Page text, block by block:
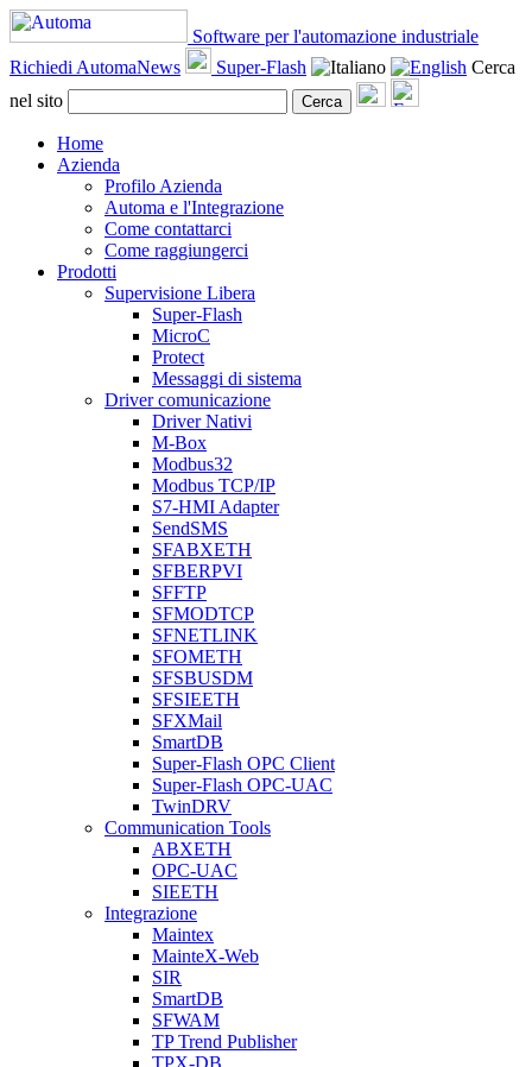
Software per l'automazione industriale
Richiedi AutomaNews
Super-Flash
Cerca
nel sito
Cerca
Home
Azienda
Profilo Azienda
Automa e l'Integrazione
Come contattarci
Come raggiungerci
Prodotti
Supervisione Libera
Super-Flash
MicroC
Protect
Messaggi di sistema
Driver comunicazione
Driver Nativi
M-Box
Modbus32
Modbus TCP/IP
S7-HMI Adapter
SendSMS
SFABXETH
SFBERPVI
SFFTP
SFMODTCP
SFNETLINK
SFOMETH
SFSBUSDM
SFSIEETH
SFXMail
SmartDB
Super-Flash OPC Client
Super-Flash OPC-UAC
TwinDRV
Communication Tools
ABXETH
OPC-UAC
SIEETH
Integrazione
Maintex
MainteX-Web
SIR
SmartDB
SFWAM
TP Trend Publisher
TPX-DB